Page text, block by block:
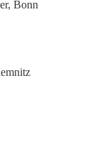
Bonn